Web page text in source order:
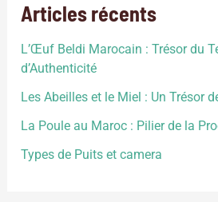
Articles récents
L’Œuf Beldi Marocain : Trésor du
d’Authenticité
Les Abeilles et le Miel : Un Trésor
La Poule au Maroc : Pilier de la
Types de Puits et camera